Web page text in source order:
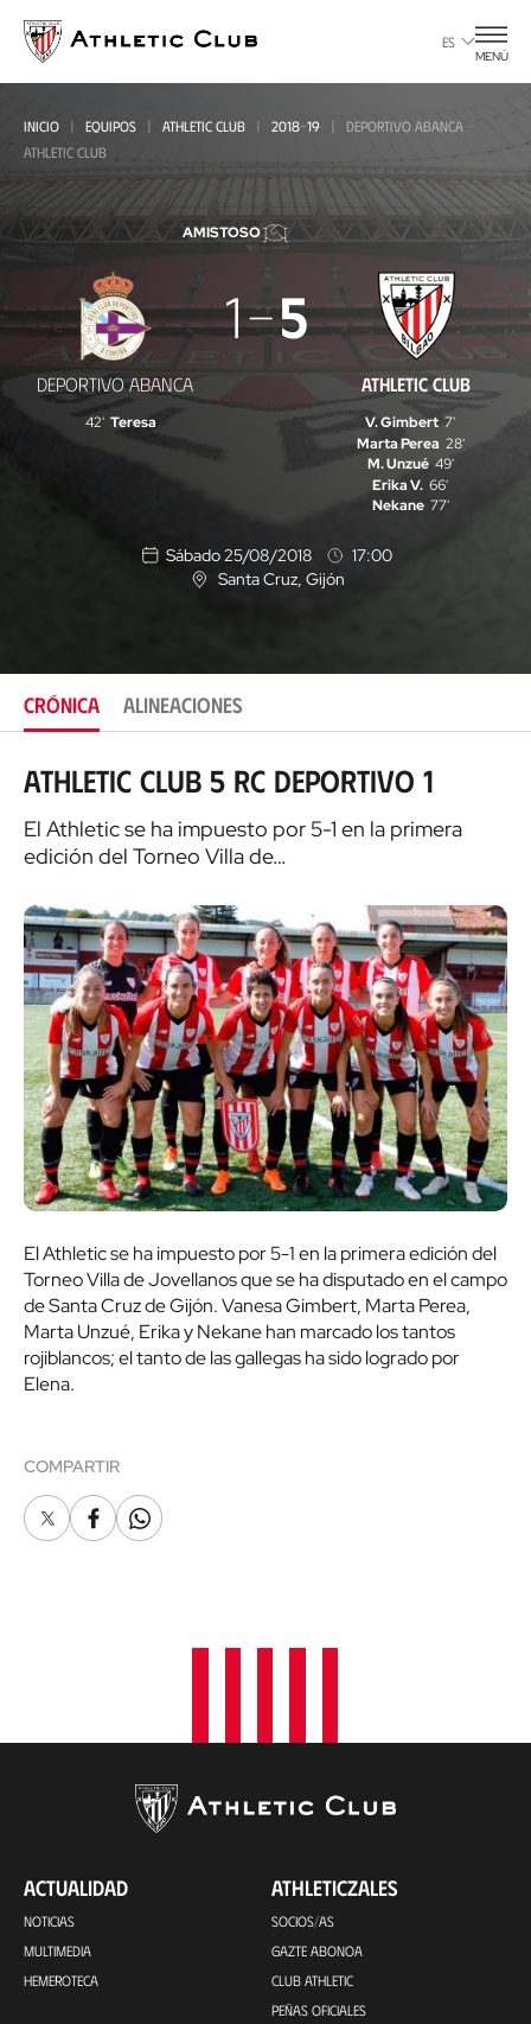
contenido
principal
ES
MENÚ
INICIO EQUIPOS ATHLETIC CLUB 2018-19
DEPORTIVO ABANCA -
ATHLETIC CLUB
AMISTOSO
Deportivo
Abanca
-
Athletic
Club
DEPORTIVO ABANCA
1 5
ATHLETIC CLUB
42' Teresa V. Gimbert 7'
Marta Perea 28'
M. Unzué 49'
Erika V. 66'
Nekane 77'
Sábado 25/08/2018
17:00
U
ó
Santa Cruz , Gijón
CRÓNICA ALINEACIONES
Athletic Club 5 RC Deportivo 1
El Athletic se ha impuesto por 5-1 en la primera
edición del Torneo Villa de…
El Athletic se ha impuesto por 5-1 en la primera edición del
Torneo Villa de Jovellanos que se ha disputado en el campo
de Santa Cruz de Gijón. Vanesa Gimbert, Marta Perea,
Marta Unzué, Erika y Nekane han marcado los tantos
rojiblancos; el tanto de las gallegas ha sido logrado por
Elena.
COMPARTIR
X FacebookWhatsapp
ACTUALIDAD
NOTICIAS
MULTIMEDIA
HEMEROTECA
ATHLETICZALES
SOCIOS/AS
GAZTE ABONOA
CLUB ATHLETIC
PEÑAS OFICIALES